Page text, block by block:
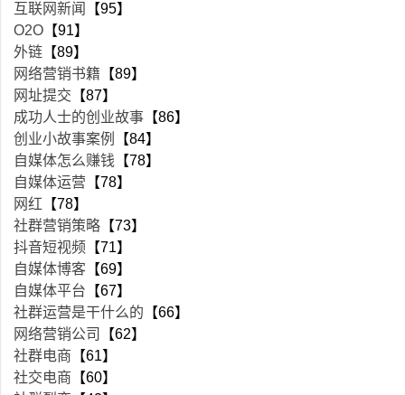
互联网新闻
【95】
O2O 【91】
外链 【89】
网络营销书籍 【89】
网址提交 【87】
成功人士的创业故事 【86】
创业小故事案例
【84】
自媒体怎么赚钱 【78】
自媒体运营 【78】
网红 【78】
社群营销策略 【73】
抖音短视频 【71】
自媒体博客 【69】
自媒体平台 【67】
社群运营是干什么的 【66】
网络营销公司
【62】
社群电商 【61】
社交电商 【60】